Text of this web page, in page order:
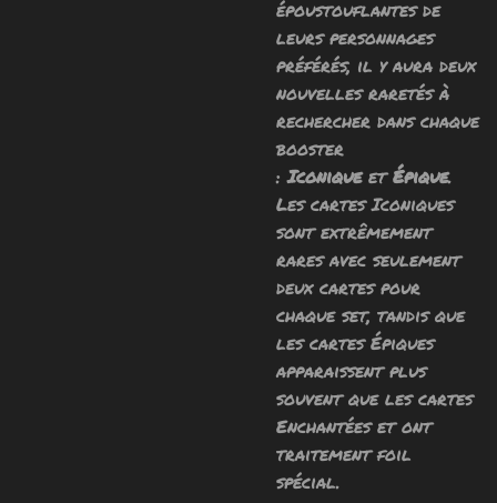
époustouflantes de
leurs personnages
préférés, il y aura deux
nouvelles raretés à
rechercher dans chaque
booster
: Iconique et Épique.
Les cartes Iconiques
sont extrêmement
rares avec seulement
deux cartes pour
chaque set, tandis que
les cartes Épiques
apparaissent plus
souvent que les cartes
Enchantées et ont
traitement foil
spécial.